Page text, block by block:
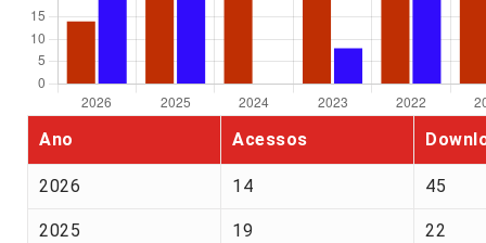
Ano Acessos
2026 14 45
2025 19 22